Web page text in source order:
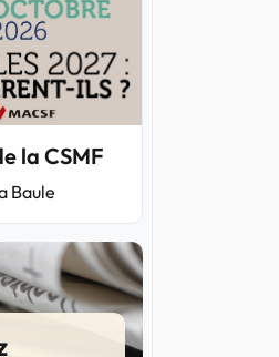
la CSMF
Baule